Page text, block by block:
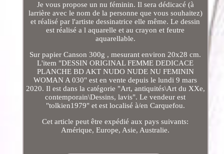
Je vous propose un nu féminin. Il sera dédicacé (à
larrière avec le nom de la personne que vous souhaitez)
et réalisé par l'artiste dessinatrice elle même. Le dessin
est réalisé a l aquarelle et au crayon et feutre
aquarellable.
Sur papier Canson 300g , mesurant environ 20x28 cm.
L'item "DESSIN ORIGINAL FEMME DEDICACE
PLANCHE BD AKT NUDO NUDE NU FEMININ
WOMAN A 030" est en vente depuis le lundi 9 mars
2020. Il est dans la catégorie "Art, antiquités\Art du XXe,
contemporain\Dessins, lavis". Le vendeur est
"tolkien1979" et est localisé à/en Carquefou.
Cet article peut être expédié aux pays suivants:
Amérique, Europe, Asie, Australie.